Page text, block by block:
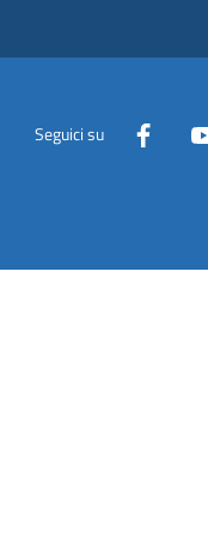
Seguici su